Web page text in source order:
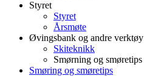
Styret
Styret
Årsmøte
Øvingsbank og andre verktøy
Skiteknikk
Smørning og smøretips
Smøring og smøretips